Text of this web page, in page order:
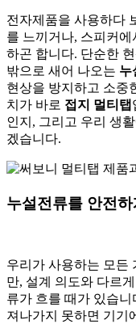
전자제품을 사용하다
를 느끼거나, 스피커
하곤 합니다. 단순한
밖으로 새어 나오는 누
현상을 방지하고 소중
치가 바로 접지 멀티탭
인지, 그리고 우리 생
겠습니다.
누설전류를 안전
우리가 사용하는 모든
만, 설계 의도와 다르
류가 흐를 때가 있습
져나가지 못하면 기기